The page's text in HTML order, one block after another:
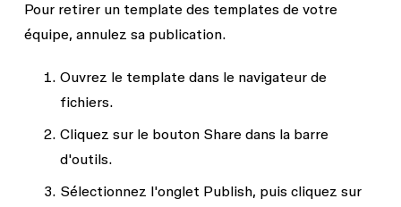
Pour retirer un template des templates de votre
équipe, annulez sa publication.
Ouvrez le template dans le navigateur de
fichiers.
Cliquez sur le bouton Sharedans la barre
d'outils.
Sélectionnez l'onglet Publish, puis cliquez sur